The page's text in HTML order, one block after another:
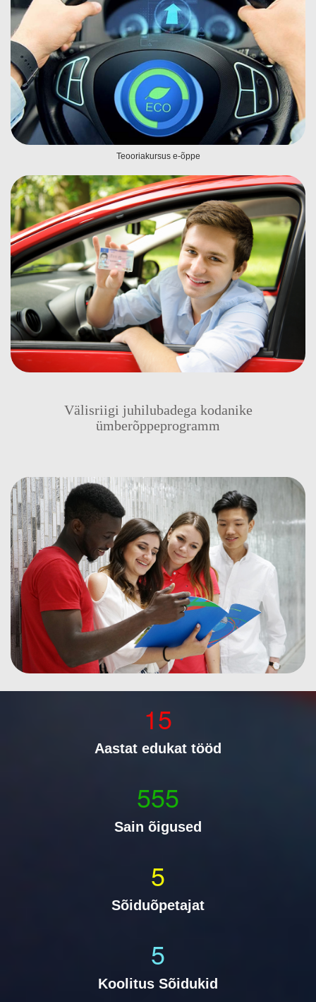
Teooriakursus e-õppe
Välisriigi juhilubadega kodanike
ümberõppeprogramm
15
Aastat edukat tööd
555
Sain õigused
5
Sõiduõpetajat
5
Koolitus Sõidukid